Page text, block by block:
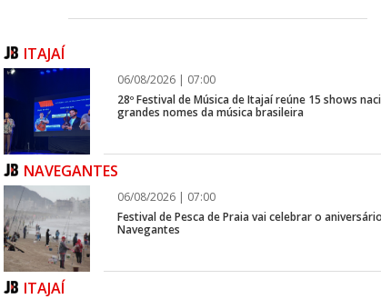
ITAJAÍ
06/08/2026 | 07:00
28º Festival de Música de Itajaí reúne 15 shows
grandes nomes da música brasileira
NAVEGANTES
06/08/2026 | 07:00
Festival de Pesca de Praia vai celebrar o
Navegantes
ITAJAÍ